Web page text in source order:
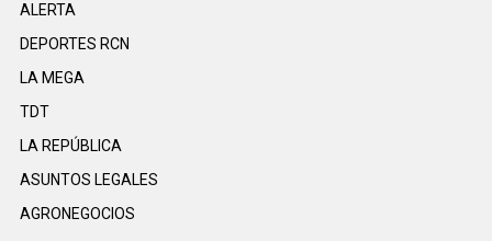
ALERTA
DEPORTES RCN
LA MEGA
TDT
LA REPÚBLICA
ASUNTOS LEGALES
AGRONEGOCIOS